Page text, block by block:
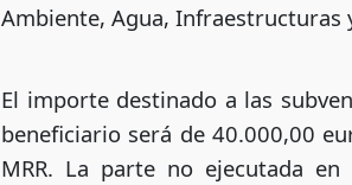
Ambiente, Agua, Infraestructuras
El importe destinado a las
beneficiario será de 40.000,00
MRR. La parte no ejecutada